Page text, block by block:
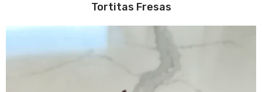
Tortitas Fresas